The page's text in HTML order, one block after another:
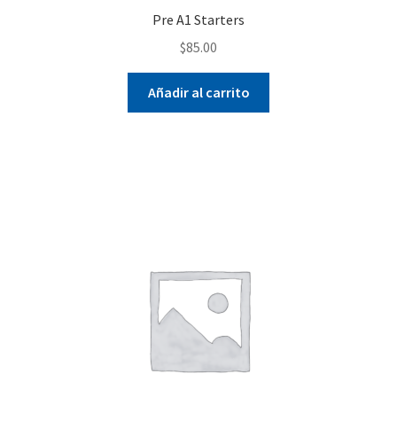
Pre A1 Starters
$85.00
Añadir al carrito